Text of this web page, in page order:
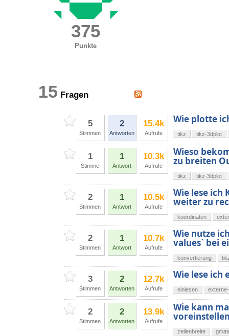
375
Punkte
15 Fragen
5
Stimmen
2
Antworten
15.4k
Aufrufe
Wie plotte
tikz tikz-3dplot
1
Stimme
1
Antwort
10.3k
Aufrufe
Wieso
zu breiten
tikz tikz-3dplot
2
Stimmen
1
Antwort
10.5k
Aufrufe
Wie lese ich
weiter zu
koordinaten
2
Stimmen
1
Antwort
10.7k
Aufrufe
Wie nutze
values` bei
konvertierung
3
Stimmen
2
Antworten
12.7k
Aufrufe
Wie lese ich
einlesen
2
Stimmen
2
Antworten
13.9k
Aufrufe
Wie kann
zeilenbreite